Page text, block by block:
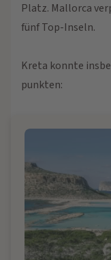
Platz. Mallorca
fünf Top-Inseln.
Kreta konnte
punkten: